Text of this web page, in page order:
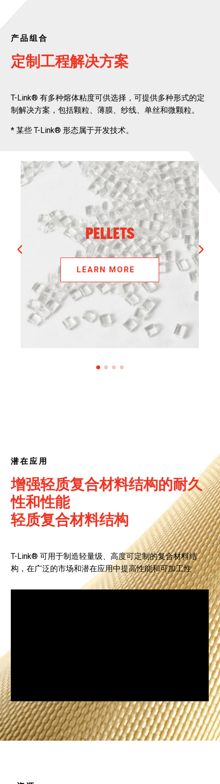
产品组合
定制工程解决方案
T-Link® 有多种熔体粘度可供选择，可提供多种形式的定
制解决方案，包括颗粒、薄膜、纱线、单丝和微颗粒。
* 某些 T-Link® 形态属于开发技术。
PELLETS
LEARN MORE
PELLETS
T-Link
®
comes in pellet form and is typically
used in other formulations as a toughener.
Our resin is unique in that it has a high strain-
to-failure and exhibits excellent adhesive
properties.
These attributes make T-Link
®
pellets an
ideal solution for composite manufacturers
that are seeking a highly customizable
composite reinforcement that will be strong
and thermoformable.
潜在应用
增强轻质复合材料结构的耐久
性和性能
轻质复合材料结构
T-Link® 可用于制造轻量级、高度可定制的复合材料结
构，在广泛的市场和潜在应用中提高性能和可加工性